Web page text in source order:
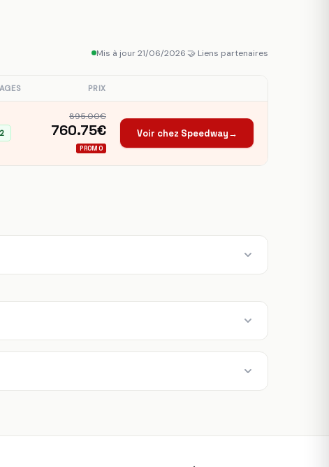
Mis à jour 21/06/2026🤝 Liens partenaires
PRIX
2
895.00€
760.75€
PROMO
Voir chez Speedway→